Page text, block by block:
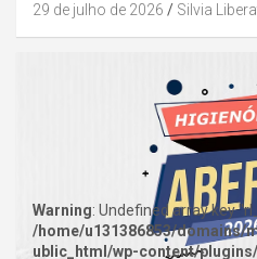
29 de julho de 2026 Silvia
Warning: Undefined array key
/home/u131386853/domains/
ublic_html/wp-content/